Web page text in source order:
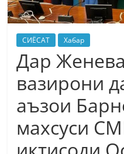
СИЁСАТ Хабар
Дар
вазирони
аъзои
махсуси